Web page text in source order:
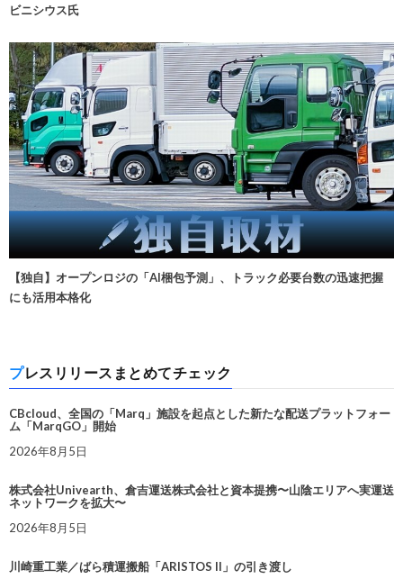
ビニシウス氏
【独自】オープンロジの「AI梱包予測」、トラック必要台数の迅速把握
にも活用本格化
プレスリリースまとめてチェック
CBcloud、全国の「Marq」施設を起点とした新たな配送プラットフォー
ム「MarqGO」開始
2026年8月5日
株式会社Univearth、倉吉運送株式会社と資本提携〜山陰エリアへ実運送
ネットワークを拡大〜
2026年8月5日
川崎重工業／ばら積運搬船「ARISTOS II」の引き渡し